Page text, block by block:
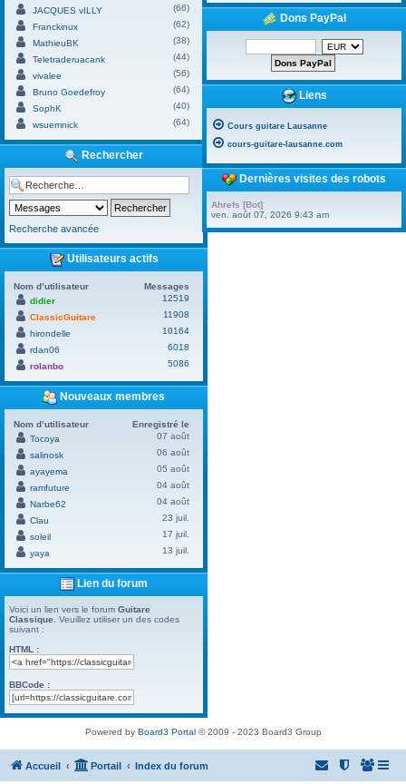
JACQUES vILLY
(66)
Franckinux
(62)
MathieuBK
(38)
Teletraderuacank
(44)
vivalee
(56)
Bruno Goedefroy
(64)
SophK
(40)
wsuemnick
(64)
Rechercher
Recherche avancée
Utilisateurs actifs
Nom d’utilisateur
Messages
didier
12519
ClassicGuitare
11908
hirondelle
10164
rdan06
6018
rolanbo
5086
Nouveaux membres
Nom d’utilisateur
Enregistré le
Tocoya
07 août
salinosk
06 août
ayayema
05 août
ramfuture
04 août
Narbe62
04 août
Clau
23 juil.
soleil
17 juil.
yaya
13 juil.
Lien du forum
Voici un lien vers le forum Guitare
Classique . Veuillez utiliser un des codes
suivant :
HTML :
BBCode :
Dons PayPal
Liens
Cours guitare Lausanne
cours-guitare-lausanne.com
Dernières visites des robots
Ahrefs [Bot]
ven. août 07, 2026 9:43 am
Powered by Board3 Portal© 2009 - 2023 Board3 Group
Accueil Portail Index du forum